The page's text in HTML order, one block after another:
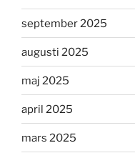
september 2025
augusti 2025
maj 2025
april 2025
mars 2025